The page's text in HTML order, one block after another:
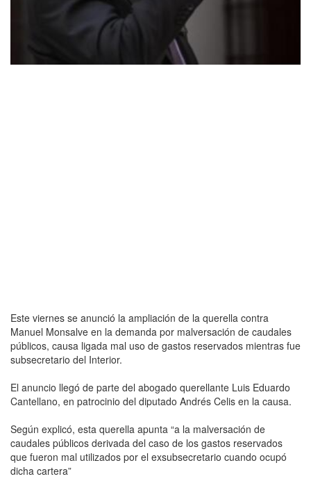
Este viernes se anunció la ampliación de la querella contra
Manuel Monsalve en la demanda por malversación de caudales
públicos, causa ligada mal uso de gastos reservados mientras fue
subsecretario del Interior.
El anuncio llegó de parte del abogado querellante Luis Eduardo
Cantellano, en patrocinio del diputado Andrés Celis en la causa.
Según explicó, esta querella apunta “a la malversación de
caudales públicos derivada del caso de los gastos reservados
que fueron mal utilizados por el exsubsecretario cuando ocupó
dicha cartera”